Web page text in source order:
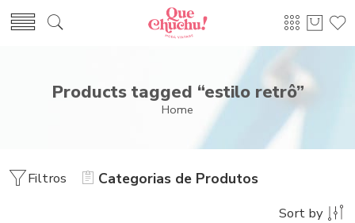
Products tagged “estilo retrô”
Home
Filtros Categorias de Produtos
Sort by